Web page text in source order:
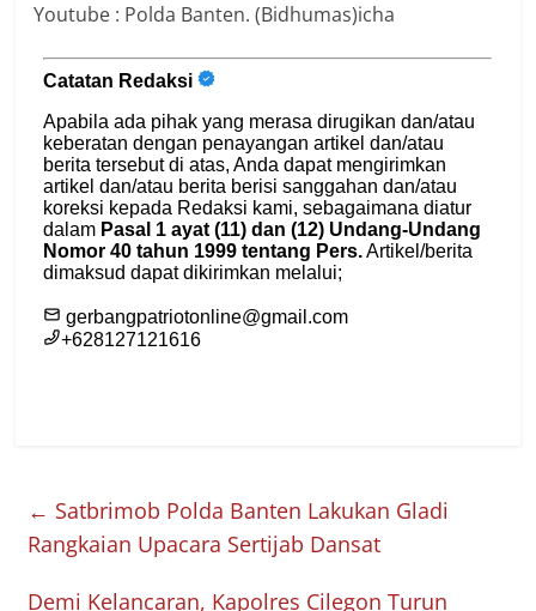
Youtube : Polda Banten. (Bidhumas)icha
← Satbrimob Polda Banten Lakukan Gladi
Rangkaian Upacara Sertijab Dansat
Demi Kelancaran, Kapolres Cilegon Turun